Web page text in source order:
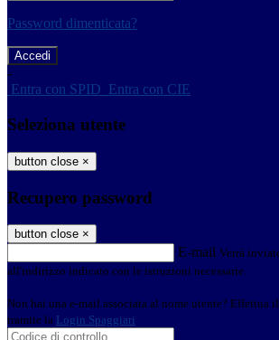
Password dimenticata?
-
Entra con SPID Entra con CIE
Seleziona utente
button close ×
Recupero password
button close ×
E-mail Verrà
all'indirizzo indicato con le istruzioni necessarie.
Non hai una e-mail associata al nome utente? Effettua
tramite la Login Spaggiari